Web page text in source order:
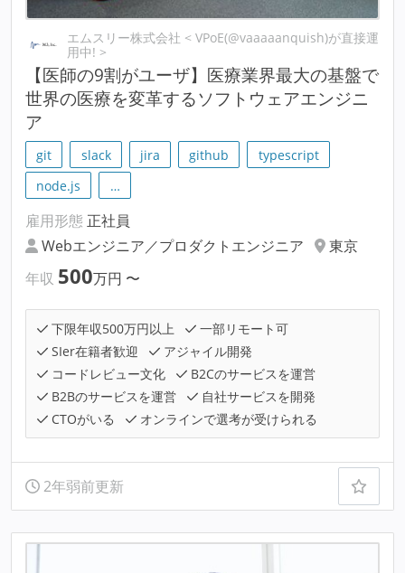
エムスリー株式会社 < VPoE(@vaaaaanquish)が直接運
用中! >
【医師の9割がユーザ】医療業界最大の基盤で
世界の医療を変革するソフトウェアエンジニ
ア
git slack jira github
typescript
node.js
…
雇用形態 正社員
Webエンジニア／プロダクトエンジニア
東京
年収 500万円 〜
下限年収500万円以上
一部リモート可
SIer在籍者歓迎
アジャイル開発
コードレビュー文化
B2Cのサービスを運営
B2Bのサービスを運営
自社サービスを開発
CTOがいる
オンラインで選考が受けられる
2年弱前更新